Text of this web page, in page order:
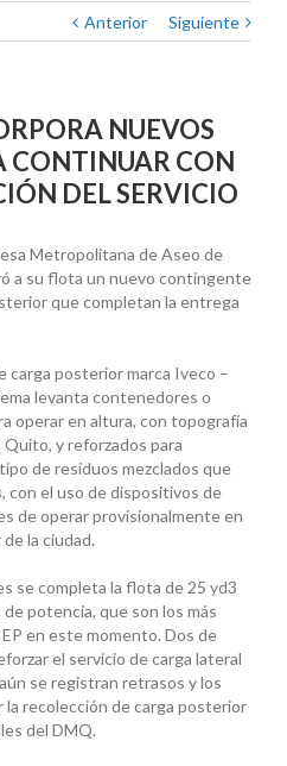
Anterior Siguiente
NUEVOS
CONTINUAR CON
DEL SERVICIO
Metropolitana de Aseo de
a su flota un nuevo contingente
que completan la entrega
carga posterior marca Iveco –
levanta contenedores o
operar en altura, con topografía
y reforzados para
de residuos mezclados que
con el uso de dispositivos de
de operar provisionalmente en
la ciudad.
se completa la flota de 25 yd3
potencia, que son los más
en este momento. Dos de
el servicio de carga lateral
se registran retrasos y los
recolección de carga posterior
del DMQ.